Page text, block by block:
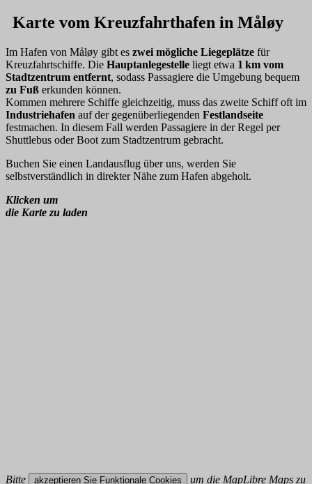
Karte vom Kreuzfahrthafen in Måløy
Im Hafen von Måløy gibt es zwei mögliche Liegeplätze für
Kreuzfahrtschiffe. Die Hauptanlegestelle liegt etwa 1 km vom
Stadtzentrum entfernt, sodass Passagiere die Umgebung bequem
zu Fuß erkunden können.
Kommen mehrere Schiffe gleichzeitig, muss das zweite Schiff oft im
Industriehafen auf der gegenüberliegenden Festlandseite
festmachen. In diesem Fall werden Passagiere in der Regel per
Shuttlebus oder Boot zum Stadtzentrum gebracht.
Buchen Sie einen Landausflug über uns, werden Sie
selbstverständlich in direkter Nähe zum Hafen abgeholt.
Klicken um
die Karte zu laden
Bitte akzeptieren Sie Funktionale Cookies
um die MapLibre Maps zu